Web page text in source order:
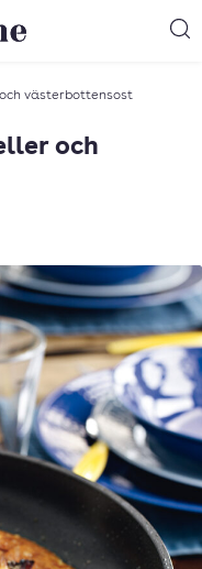
västerbottensost
och